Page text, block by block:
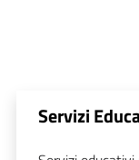
Servizi